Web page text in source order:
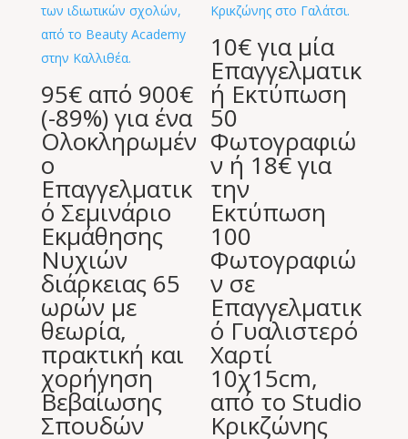
95€ από 900€
(-89%) για ένα
Ολοκληρωμέν
ο
Επαγγελματικ
ό Σεμινάριο
Εκμάθησης
Νυχιών
διάρκειας 65
ωρών με
θεωρία,
πρακτική και
χορήγηση
Βεβαίωσης
Σπουδών
10€ για μία
Επαγγελματικ
ή Εκτύπωση
50
Φωτογραφιώ
ν ή 18€ για
την
Εκτύπωση
100
Φωτογραφιώ
ν σε
Επαγγελματικ
ό Γυαλιστερό
Χαρτί
10χ15cm,
από το Studio
Κρικζώνης